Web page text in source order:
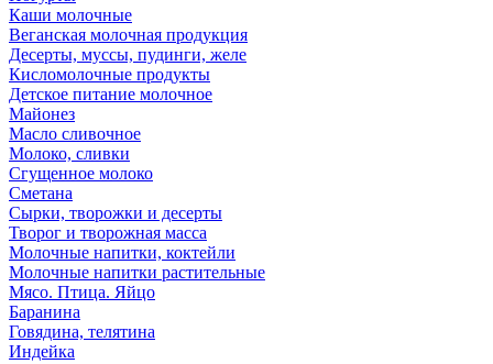
Каши молочные
Веганская молочная продукция
Десерты, муссы, пудинги, желе
Кисломолочные продукты
Детское питание молочное
Майонез
Масло сливочное
Молоко, сливки
Сгущенное молоко
Сметана
Сырки, творожки и десерты
Творог и творожная масса
Молочные напитки, коктейли
Молочные напитки растительные
Мясо. Птица. Яйцо
Баранина
Говядина, телятина
Индейка